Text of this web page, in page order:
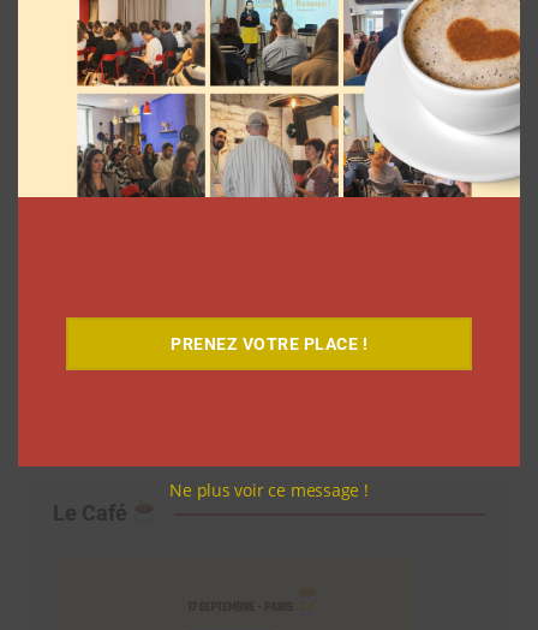
Découvrez notre documentaire
Le Café
PRENEZ VOTRE PLACE !
Ne plus voir ce message !